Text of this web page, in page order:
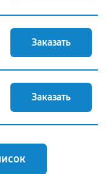
Заказать
Заказать